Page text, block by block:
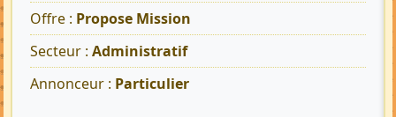
Offre : Propose Mission
Secteur : Administratif
Annonceur : Particulier